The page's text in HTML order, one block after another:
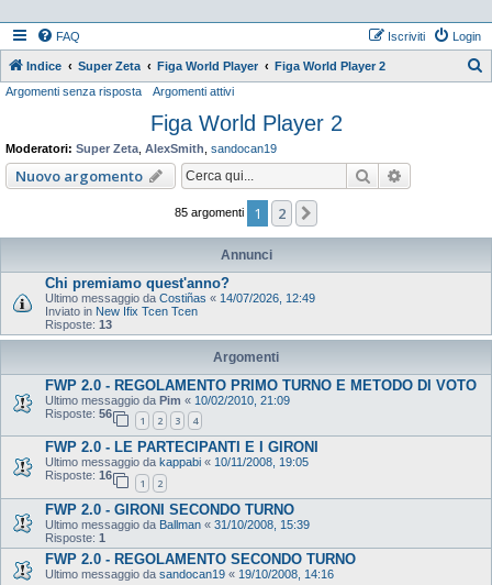
FAQ Login
Iscriviti
Indice Super Zeta Figa World Player Figa World Player 2
Argomenti senza risposta Argomenti attivi
Figa World Player 2
Moderatori: Super Zeta AlexSmith sandocan19
Nuovo argomento Cerca
85 argomenti 1 2
Annunci
Chi premiamo quest'anno?
Ultimo messaggio da Costiñas « 14/07/2026, 12:49
Inviato in New Ifix Tcen Tcen
Risposte: 13
Argomenti
FWP 2.0 - REGOLAMENTO PRIMO TURNO E METODO DI VOTO
Ultimo messaggio da Pim « 10/02/2010, 21:09
Risposte: 56
1 2 3 4
FWP 2.0 - LE PARTECIPANTI E I GIRONI
Ultimo messaggio da kappabi « 10/11/2008, 19:05
Risposte: 16
1 2
FWP 2.0 - GIRONI SECONDO TURNO
Ultimo messaggio da Ballman « 31/10/2008, 15:39
Risposte: 1
FWP 2.0 - REGOLAMENTO SECONDO TURNO
Ultimo messaggio da sandocan19 « 19/10/2008, 14:16